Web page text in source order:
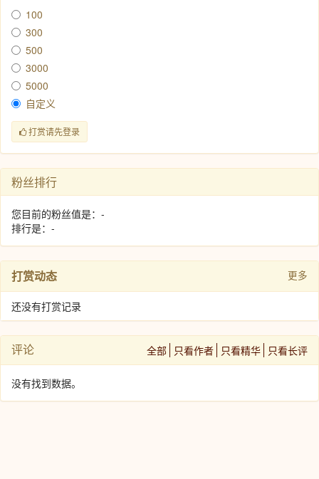
100
300
500
3000
5000
自定义
打赏请先登录
粉丝排行
您目前的粉丝值是：-
排行是：-
打赏动态 更多
还没有打赏记录
评论 全部 只看作者 只看精华 只看长评
没有找到数据。